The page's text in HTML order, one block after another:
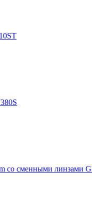
со сменными линзами